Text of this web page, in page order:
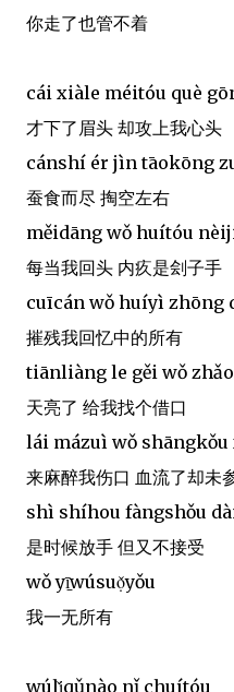
你走了也管不着
cái xiàle méitóu què
才下了眉头 却攻上我心头
cánshí ér jìn tāokōng
蚕食而尽 掏空左右
měidāng wǒ huítóu
每当我回头 内疚是刽子手
cuīcán wǒ huíyì zhōng
摧残我回忆中的所有
tiānliàng le gěi wǒ
天亮了 给我找个借口
lái mázuì wǒ
来麻醉我伤口 血流了却未
shì shíhou fàngshǒu
是时候放手 但又不接受
wǒ yī̠wúsuọ̌yǒu
我一无所有
wúlị̌qǔnào nǐ chuítóu